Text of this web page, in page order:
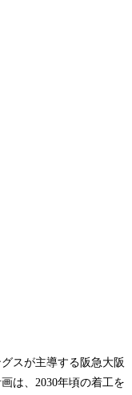
スが主導する阪急大阪
は、2030年頃の着工を